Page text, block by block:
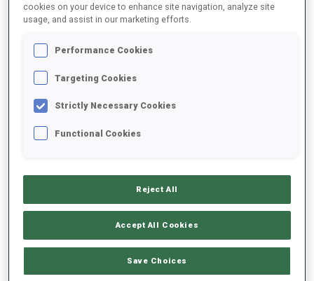
1 34 L. BIRKELAND
2 33 M. TSVETKOV
RUS 0
1
KOMATZ
AUT 0 0
23:08.5
+28.4
5 21 B. DOLL
cookies on your device to enhance site navigation, analyze site
usage, and assist in our marketing efforts.
Performance Cookies
Targeting Cookies
Strictly Necessary Cookies
Functional Cookies
Reject All
Accept All Cookies
Save Choices